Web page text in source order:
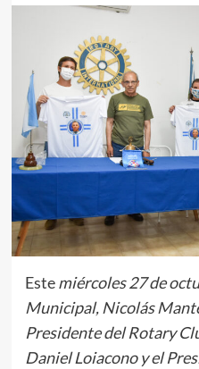
Estemiércoles 27 de
Municipal, Nicolás
Presidente del Rotary
Daniel Loiacono y el